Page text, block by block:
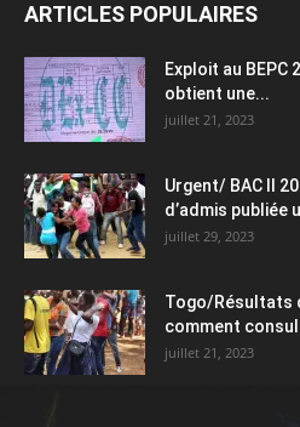
ARTICLES POPULAIRES
Exploit au BEPC
obtient une...
juillet 21, 2023
Urgent/ BAC II
d’admis publiée
juillet 29, 2023
Togo/Résultats
comment
juillet 21, 2023